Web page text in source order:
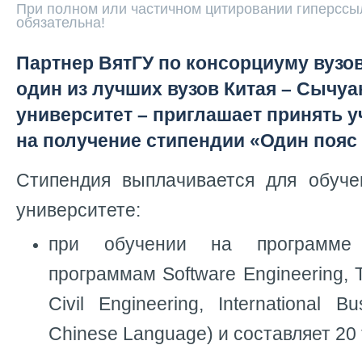
При полном или частичном цитировании
обязательна!
Партнер ВятГУ по консорциуму
один из лучших вузов Китая –
университет – приглашает принять
на получение стипендии «Один пояс
Стипендия выплачивается для
университете:
при обучении на программе
программам Software Engineering,
Civil Engineering, International
Chinese Language) и составляет